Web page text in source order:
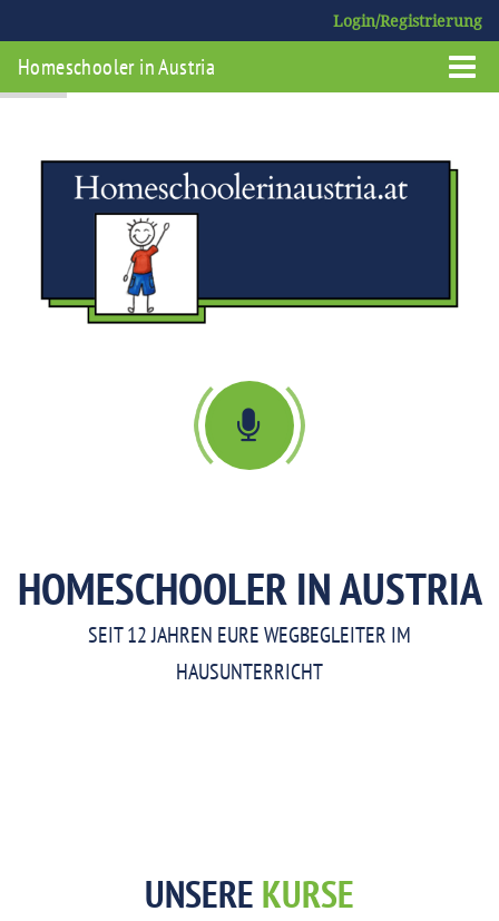
Login/Registrierung
Homeschooler in Austria
HOMESCHOOLER IN AUSTRIA
SEIT 12 JAHREN EURE WEGBEGLEITER IM
HAUSUNTERRICHT
UNSERE KURSE